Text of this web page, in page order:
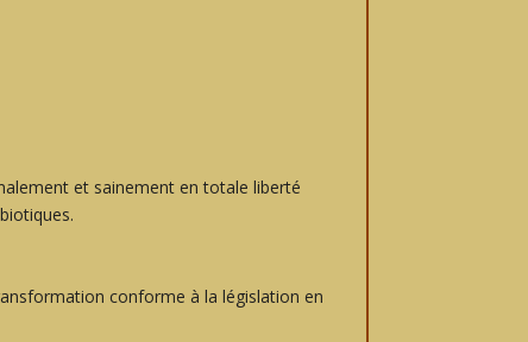
et sainement en totale liberté
conforme à la législation en